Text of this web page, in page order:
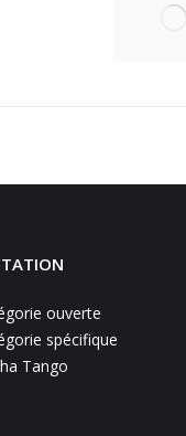
ouverte
spécifique
Tango